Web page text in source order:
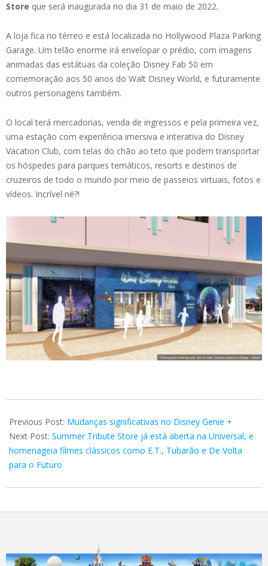
Store que será inaugurada no dia 31 de maio de 2022.
A loja fica no térreo e está localizada no Hollywood Plaza Parking
Garage. Um telão enorme irá envelopar o prédio, com imagens
animadas das estátuas da coleção Disney Fab 50 em
comemoração aos 50 anos do Walt Disney World, e futuramente
outros personagens também.
O local terá mercadorias, venda de ingressos e pela primeira vez,
uma estação com experiência imersiva e interativa do Disney
Vacation Club, com telas do chão ao teto que podem transportar
os hóspedes para parques temáticos, resorts e destinos de
cruzeiros de todo o mundo por meio de passeios virtuais, fotos e
vídeos. Incrível né?!
05-
22
Previous Post: Mudanças significativas no Disney Genie +
Next Post: Summer Tribute Store já está aberta na Universal, e
homenageia filmes clássicos como E.T., Tubarão e De Volta
para o Futuro